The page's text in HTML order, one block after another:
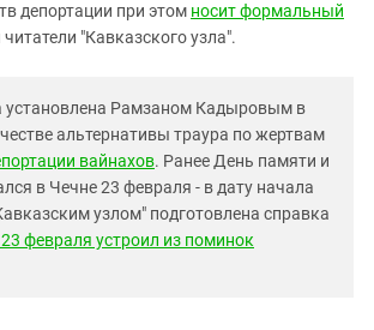
депортации при этом носит формальный
читатели "Кавказского узла".
установлена Рамзаном Кадыровым в
альтернативы траура по жертвам
вайнахов. Ранее День памяти и
в Чечне 23 февраля - в дату начала
узлом" подготовлена справка
февраля устроил из поминок